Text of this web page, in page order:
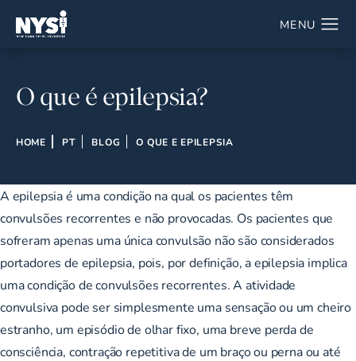
O que é epilepsia?
HOME PT BLOG O QUE E EPILEPSIA
A epilepsia é uma condição na qual os pacientes têm
convulsões recorrentes e não provocadas. Os pacientes que
sofreram apenas uma única convulsão não são considerados
portadores de epilepsia, pois, por definição, a epilepsia implica
uma condição de convulsões recorrentes. A atividade
convulsiva pode ser simplesmente uma sensação ou um cheiro
estranho, um episódio de olhar fixo, uma breve perda de
consciência, contração repetitiva de um braço ou perna ou até